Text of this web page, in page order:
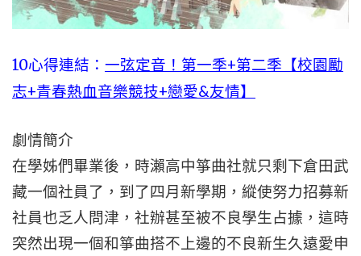
10心得連結： 一弦定音！第一季+第二季【校園勵
志+青春熱血音樂競技+戀愛&友情】
劇情簡介
在學姊們畢業後，時瀨高中箏曲社就只剩下倉田武
藏一個社員了，到了四月新學期，縱使努力招募新
社員也乏人問津，社辦甚至被不良學生占據，這時
突然出現一個和箏曲搭不上邊的不良新生久遠愛申